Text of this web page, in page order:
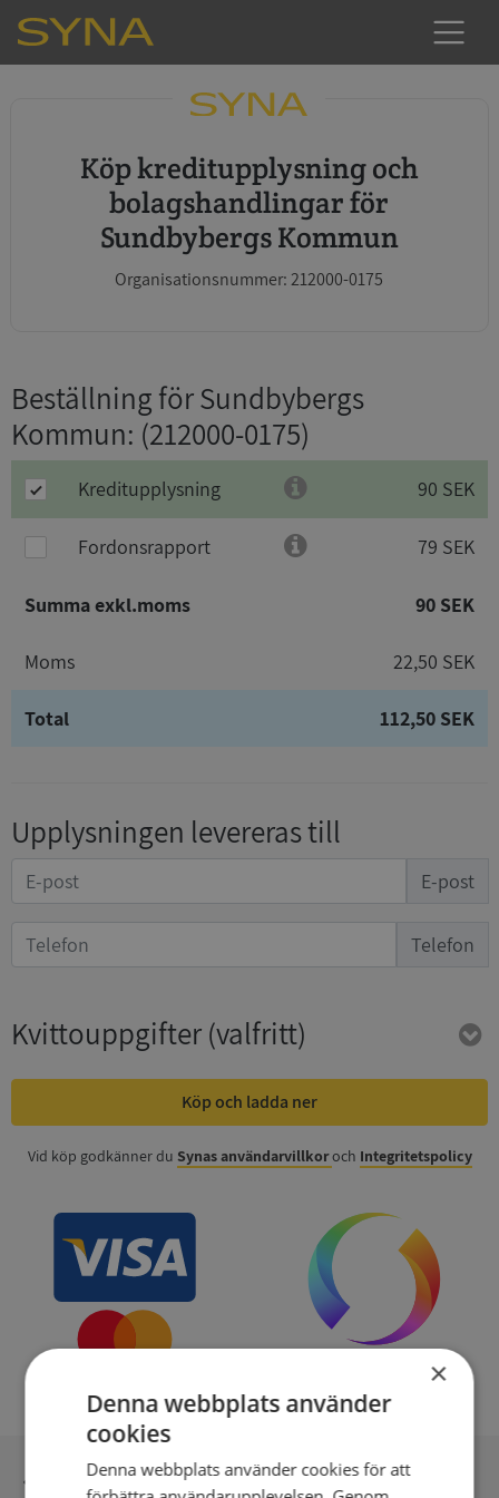
Köp kreditupplysning och
bolagshandlingar för
Sundbybergs Kommun
Organisationsnummer: 212000-0175
Beställning för Sundbybergs
Kommun: (212000-0175)
Kreditupplysning 90 SEK
Fordonsrapport 79 SEK
Summa exkl.moms 90 SEK
Moms 22,50 SEK
Total 112,50 SEK
Upplysningen levereras till
E-post
Telefon
Kvittouppgifter(valfritt)
Köp och ladda ner
Vid köp godkänner du Synas användarvillkoroch Integritetspolicy
Inga kopior till omfrågad
×
Denna webbplats använder
cookies
Denna webbplats använder cookies för att